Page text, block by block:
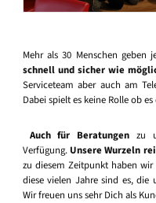
Mehr als 30 Menschen geben
schnell und sicher wie
Serviceteam aber auch am
Dabei spielt es keine Rolle ob
Auch für Beratungen zu
Verfügung. Unsere Wurzeln
zu diesem Zeitpunkt haben
diese vielen Jahre sind es, die
Wir freuen uns sehr Dich als